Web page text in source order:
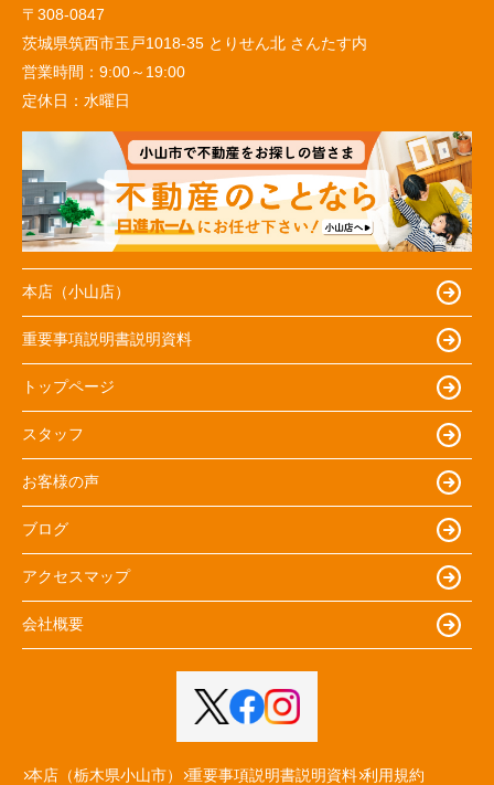
〒308-0847
茨城県筑西市玉戸1018-35 とりせん北 さんたす内
営業時間： 9:00～19:00
定休日： 水曜日
本店（小山店）
重要事項説明書説明資料
トップページ
スタッフ
お客様の声
ブログ
アクセスマップ
会社概要
本店（栃木県小山市） 重要事項説明書説明資料 利用規約